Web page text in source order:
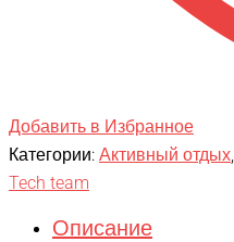
Добавить в Избранное
Категории: Активный отдых
Tech team
Описание